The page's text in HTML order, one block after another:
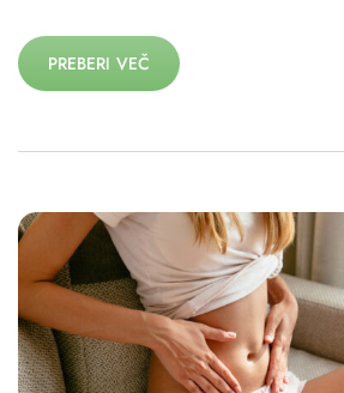
PREBERI VEČ